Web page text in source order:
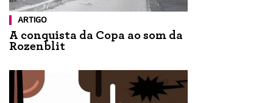
ARTIGO
A conquista da Copa ao som da
Rozenblit